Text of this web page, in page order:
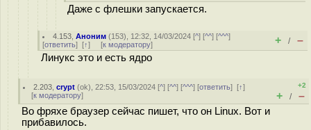
Даже с флешки запускается.
4.153 ,Аноним (153), 12:32, 14/03/2024 [^] [^^] [^^^]
[ответить] [↑] [к модератору] + / –
Линукс это и есть ядро
2.203 ,crypt (ok), 22:53, 15/03/2024 [^] [^^] [^^^] [ответить][↑]
[к модератору]
+2
+ / –
Во фряхе браузер сейчас пишет, что он Linux. Вот и
прибавилось.